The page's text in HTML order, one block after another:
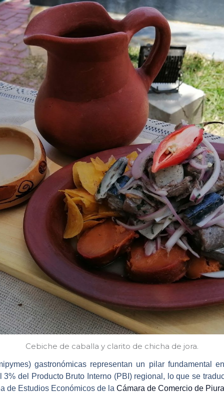
Cebiche de caballa y clarito de chicha de jora.
gastronómicas representan un pilar fundamental
3% del
Producto Bruto Interno (PBI)regional, lo que se
de Estudios Económicos de la Cámara de Comercio de Piura